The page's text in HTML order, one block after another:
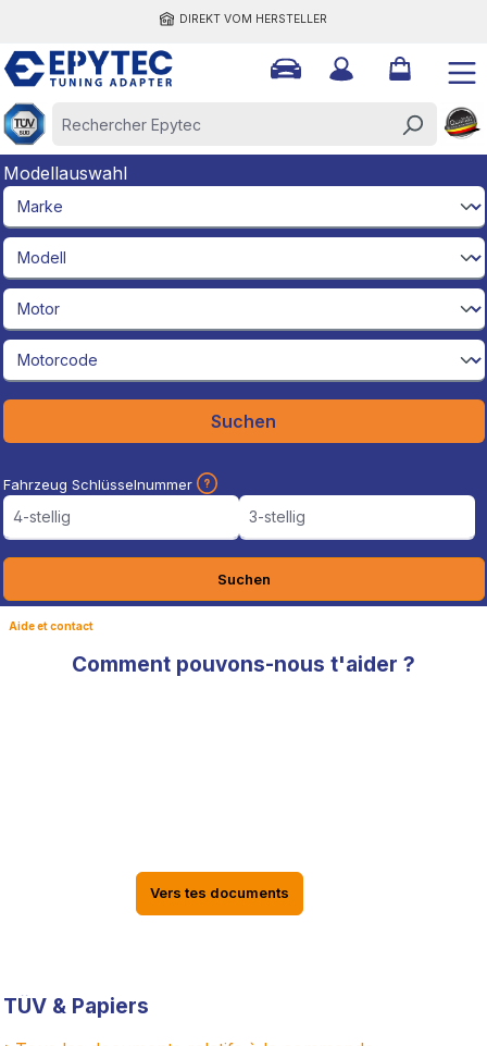
DIREKT VOM HERSTELLER
Modellauswahl
brandId
modelId
engineId
engineCodeId
Suchen
Fahrzeug Schlüsselnummer
4-stellig
3-stellig
Suchen
Aide et contact
Comment pouvons-nous t'aider ?
Vers tes documents
TÜV & Papiers